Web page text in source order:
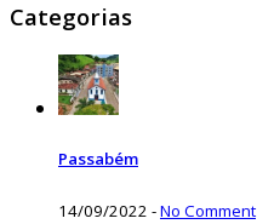
Categorias
Passabém
14/09/2022 -No Comment